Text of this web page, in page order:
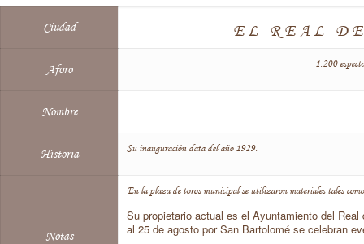
Ciudad EL REAL
Aforo 1.200
Nombre
Historia Su inauguración data del año 1929.
Notas
En la plaza de toros municipal se utilizaron materiales tales
Su propietario actual es el Ayuntamiento del
al 25 de agosto por San Bartolomé se celebran